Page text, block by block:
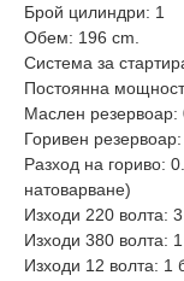
Брой цилиндри: 1
Обем: 196 cm.
Система за
Постоянна
Маслен резервоар:
Горивен
Разход на гориво:
натоварване)
Изходи 220 волта: 3
Изходи 380 волта: 1
Изходи 12 волта: 1